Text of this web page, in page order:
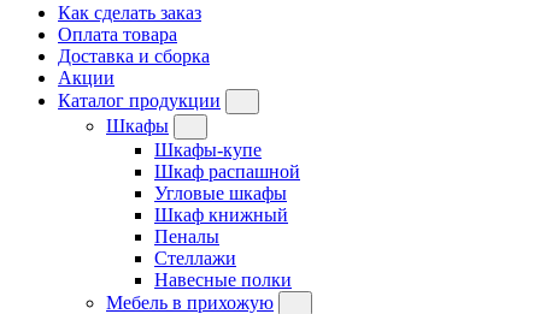
Как сделать заказ
Оплата товара
Доставка и сборка
Акции
Каталог продукции
Шкафы
Шкафы-купе
Шкаф распашной
Угловые шкафы
Шкаф книжный
Пеналы
Стеллажи
Навесные полки
Мебель в прихожую